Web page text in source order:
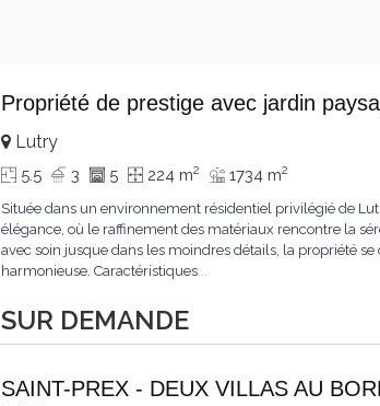
Propriété de prestige avec jardin
SUR DEMANDE
Lutry
5.5 3 5 224 m2 1734 m2
Située dans un environnement résidentiel privilégié de
élégance, où le raffinement des matériaux rencontre la
avec soin jusque dans les moindres détails, la propriété
harmonieuse. Caractéristiques...
SAINT-PREX - DEUX VILLAS AU